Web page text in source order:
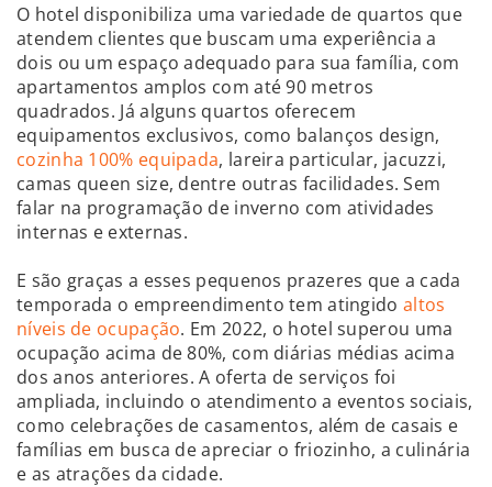
O hotel disponibiliza uma variedade de quartos que
atendem clientes que buscam uma experiência a
dois ou um espaço adequado para sua família, com
apartamentos amplos com até 90 metros
quadrados. Já alguns quartos oferecem
equipamentos exclusivos, como balanços design,
cozinha 100% equipada, lareira particular, jacuzzi,
camas queen size, dentre outras facilidades. Sem
falar na programação de inverno com atividades
internas e externas.
E são graças a esses pequenos prazeres que a cada
temporada o empreendimento tem atingido altos
níveis de ocupação. Em 2022, o hotel superou uma
ocupação acima de 80%, com diárias médias acima
dos anos anteriores. A oferta de serviços foi
ampliada, incluindo o atendimento a eventos sociais,
como celebrações de casamentos, além de casais e
famílias em busca de apreciar o friozinho, a culinária
e as atrações da cidade.